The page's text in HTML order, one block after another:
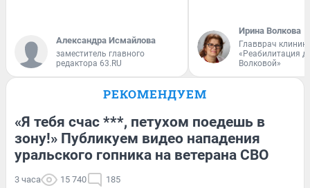
Александра Исмайлова
заместитель главного
редактора 63.RU
Ирина Волкова
Главврач
«Реабилитация
Волковой»
РЕКОМЕНДУЕМ
«Я тебя счас ***, петухом поедешь в
зону!» Публикуем видео нападения
уральского гопника на ветерана СВО
3 часа 15 740 185